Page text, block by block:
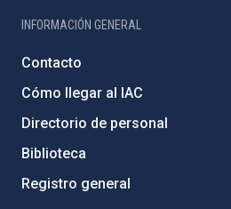
INFORMACIÓN GENERAL
Contacto
Cómo llegar al IAC
Directorio de personal
Biblioteca
Registro general